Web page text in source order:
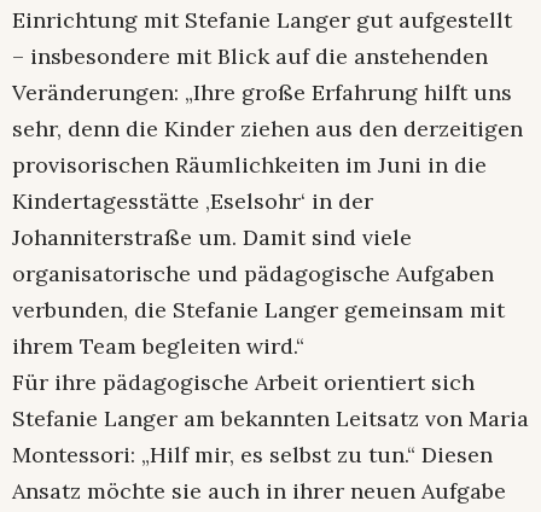
Einrichtung mit Stefanie Langer gut aufgestellt
– insbesondere mit Blick auf die anstehenden
Veränderungen: „Ihre große Erfahrung hilft uns
sehr, denn die Kinder ziehen aus den derzeitigen
provisorischen Räumlichkeiten im Juni in die
Kindertagesstätte ‚Eselsohr‘ in der
Johanniterstraße um. Damit sind viele
organisatorische und pädagogische Aufgaben
verbunden, die Stefanie Langer gemeinsam mit
ihrem Team begleiten wird.“
Für ihre pädagogische Arbeit orientiert sich
Stefanie Langer am bekannten Leitsatz von Maria
Montessori: „Hilf mir, es selbst zu tun.“ Diesen
Ansatz möchte sie auch in ihrer neuen Aufgabe